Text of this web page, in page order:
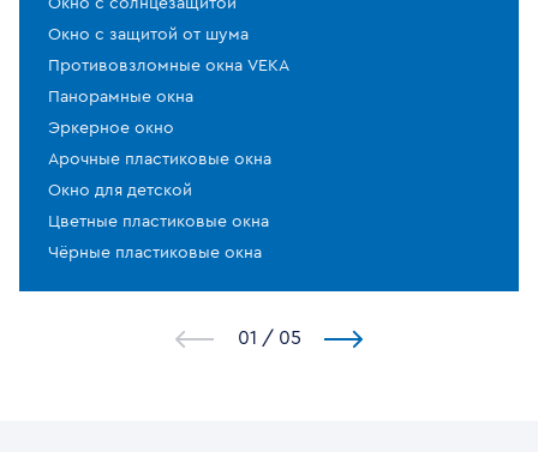
Окно с солнцезащитой
Окно с защитой от шума
Противовзломные окна VEKA
Панорамные окна
Эркерное окно
Арочные пластиковые окна
Окно для детской
Цветные пластиковые окна
Чёрные пластиковые окна
1 / 5